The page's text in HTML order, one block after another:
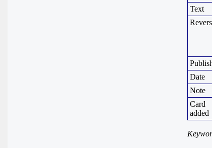
Text
Date
Note
Card
added